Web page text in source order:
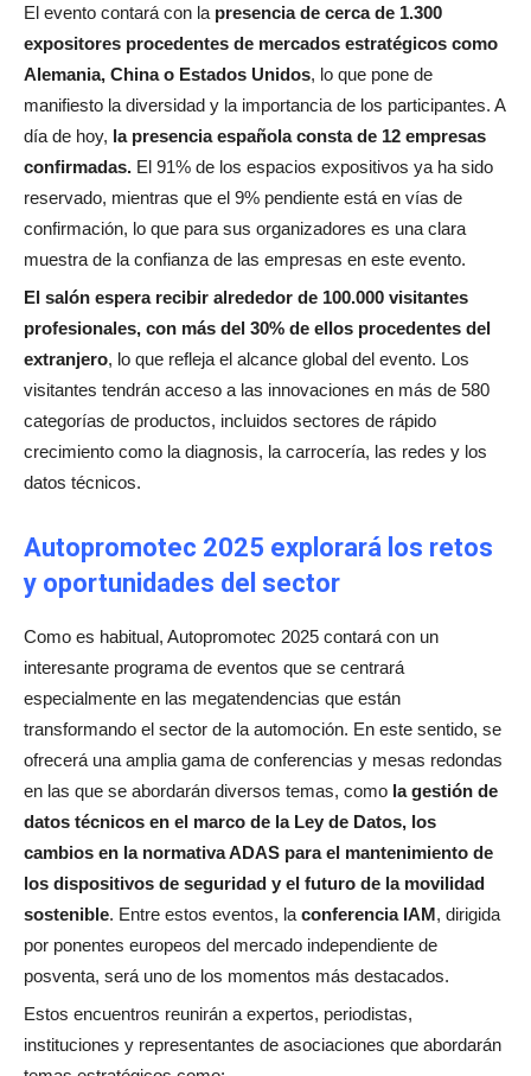
El evento contará con la presencia de cerca de 1.300
expositores procedentes de mercados estratégicos como
Alemania, China o Estados Unidos, lo que pone de
manifiesto la diversidad y la importancia de los participantes. A
día de hoy, la presencia española consta de 12 empresas
confirmadas. El 91% de los espacios expositivos ya ha sido
reservado, mientras que el 9% pendiente está en vías de
confirmación, lo que para sus organizadores es una clara
muestra de la confianza de las empresas en este evento.
El salón espera recibir alrededor de 100.000 visitantes
profesionales, con más del 30% de ellos procedentes del
extranjero, lo que refleja el alcance global del evento. Los
visitantes tendrán acceso a las innovaciones en más de 580
categorías de productos, incluidos sectores de rápido
crecimiento como la diagnosis, la carrocería, las redes y los
datos técnicos.
Autopromotec 2025 explorará los retos
y oportunidades del sector
Como es habitual, Autopromotec 2025 contará con un
interesante programa de eventos que se centrará
especialmente en las megatendencias que están
transformando el sector de la automoción. En este sentido, se
ofrecerá una amplia gama de conferencias y mesas redondas
en las que se abordarán diversos temas, como la gestión de
datos técnicos en el marco de la Ley de Datos, los
cambios en la normativa ADAS para el mantenimiento de
los dispositivos de seguridad y el futuro de la movilidad
sostenible. Entre estos eventos, la conferencia IAM, dirigida
por ponentes europeos del mercado independiente de
posventa, será uno de los momentos más destacados.
Estos encuentros reunirán a expertos, periodistas,
instituciones y representantes de asociaciones que abordarán